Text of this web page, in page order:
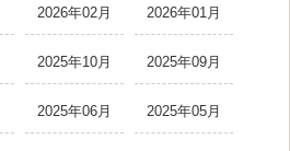
2026年02月 2026年01月
2025年10月 2025年09月
2025年06月 2025年05月